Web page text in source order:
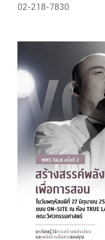
02-218-7830